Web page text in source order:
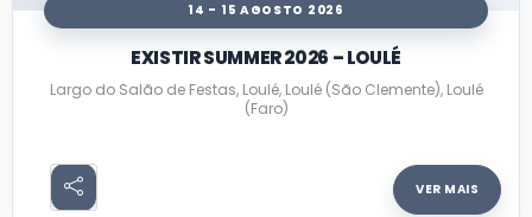
14 - 15 AGOSTO 2026
EXISTIR SUMMER 2026 – LOULÉ
Largo do Salão de Festas, Loulé, Loulé (São Clemente), Loulé
(Faro)
VER MAIS